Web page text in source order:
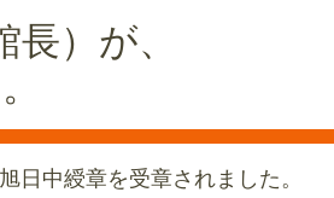
）が、
日中綬章を受章されました。